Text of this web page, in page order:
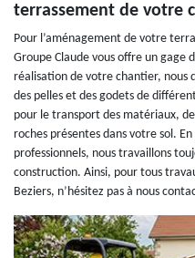
terrassement de votre
Pour l’aménagement de votre
Groupe Claude vous offre un gage
réalisation de votre chantier, nous
des pelles et des godets de
pour le transport des matériaux,
roches présentes dans votre sol.
professionnels, nous travaillons
construction. Ainsi, pour tous
Beziers, n’hésitez pas à nous